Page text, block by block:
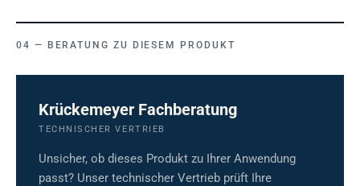
BERATUNG ZU DIESEM PRODUKT
Krückemeyer Fachberatung
TECHNISCHER VERTRIEB
Unsicher, ob dieses Produkt zu Ihrer Anwendung
passt? Unser technischer Vertrieb prüft Ihre